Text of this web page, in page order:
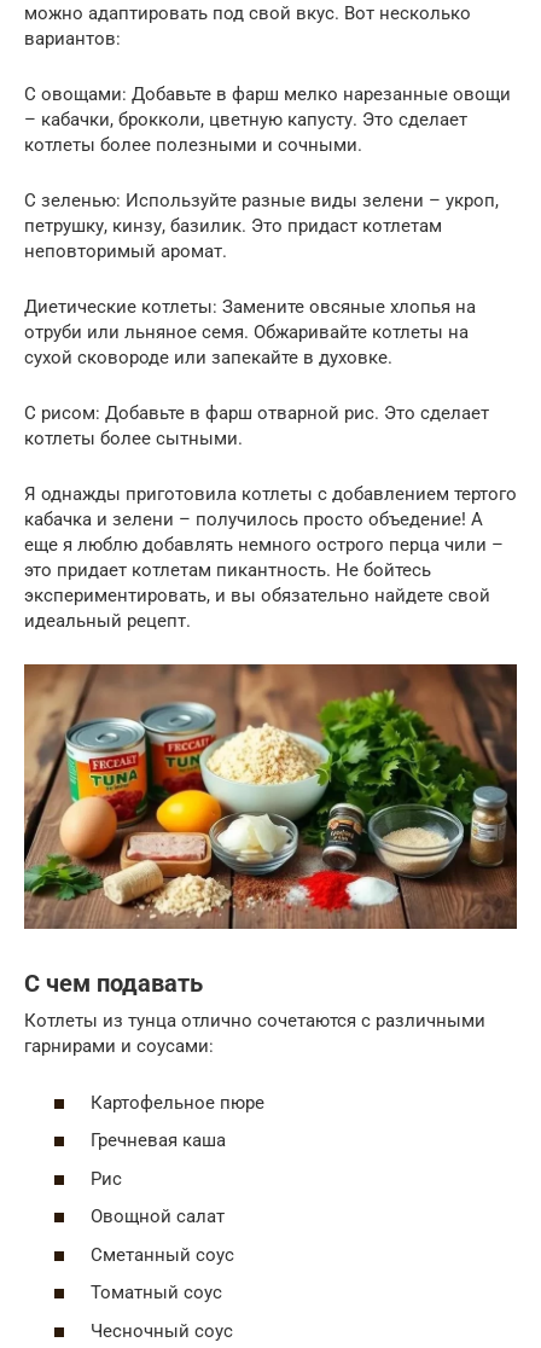
можно адаптировать под свой вкус. Вот несколько
вариантов:
С овощами: Добавьте в фарш мелко нарезанные овощи
– кабачки, брокколи, цветную капусту. Это сделает
котлеты более полезными и сочными.
С зеленью: Используйте разные виды зелени – укроп,
петрушку, кинзу, базилик. Это придаст котлетам
неповторимый аромат.
Диетические котлеты: Замените овсяные хлопья на
отруби или льняное семя. Обжаривайте котлеты на
сухой сковороде или запекайте в духовке.
С рисом: Добавьте в фарш отварной рис. Это сделает
котлеты более сытными.
Я однажды приготовила котлеты с добавлением тертого
кабачка и зелени – получилось просто объедение! А
еще я люблю добавлять немного острого перца чили –
это придает котлетам пикантность. Не бойтесь
экспериментировать, и вы обязательно найдете свой
идеальный рецепт.
С чем подавать
Котлеты из тунца отлично сочетаются с различными
гарнирами и соусами:
Картофельное пюре
Гречневая каша
Рис
Овощной салат
Сметанный соус
Томатный соус
Чесночный соус